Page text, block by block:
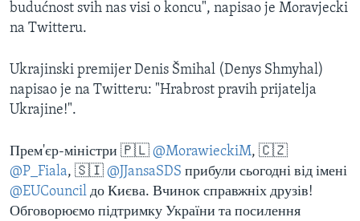
budućnost svih nas visi o koncu", napisao je Moravjecki
na Twitteru.
Ukrajinski premijer Denis Šmihal (Denys Shmyhal)
napisao je na Twitteru: "Hrabrost pravih prijatelja
Ukrajine!".
Прем'єр-міністри 🇵🇱 @MorawieckiM, 🇨🇿
@P_Fiala, 🇸🇮 @JJansaSDS прибули сьогодні від імені
@EUCouncil до Києва. Вчинок справжніх друзів!
Обговорюємо підтримку України та посилення